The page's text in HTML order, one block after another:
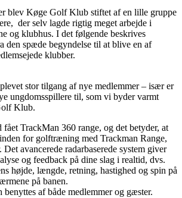
blev Køge Golf Klub stiftet af en lille gruppe
der selv lagde rigtig meget arbejde i
og klubhus. I det følgende beskrives
den spæde begyndelse til at blive en af
klubber.
stor tilgang af nye medlemmer – især er
ungdomsspillere til, som vi byder varmt
Klub.
fået TrackMan 360 range, og det betyder, at
for golftræning med Trackman Range,
avancerede radarbaserede system giver
og feedback på dine slag i realtid, dvs.
højde, længde, retning, hastighed og spin på
på banen.
benyttes af både medlemmer og gæster.